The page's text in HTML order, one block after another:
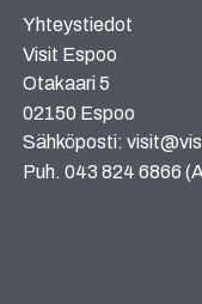
Yhteystiedot
Visit Espoo
Otakaari 5
02150 Espoo
Sähköposti:
Puh. 043 824 6866